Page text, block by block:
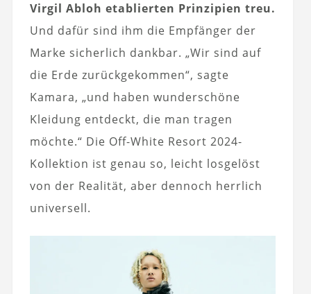
Virgil Abloh etablierten Prinzipien treu.
Und dafür sind ihm die Empfänger der
Marke sicherlich dankbar. „Wir sind auf
die Erde zurückgekommen“, sagte
Kamara, „und haben wunderschöne
Kleidung entdeckt, die man tragen
möchte.“ Die Off-White Resort 2024-
Kollektion ist genau so, leicht losgelöst
von der Realität, aber dennoch herrlich
universell.